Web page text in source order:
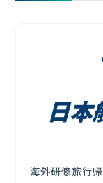
海外研修旅行